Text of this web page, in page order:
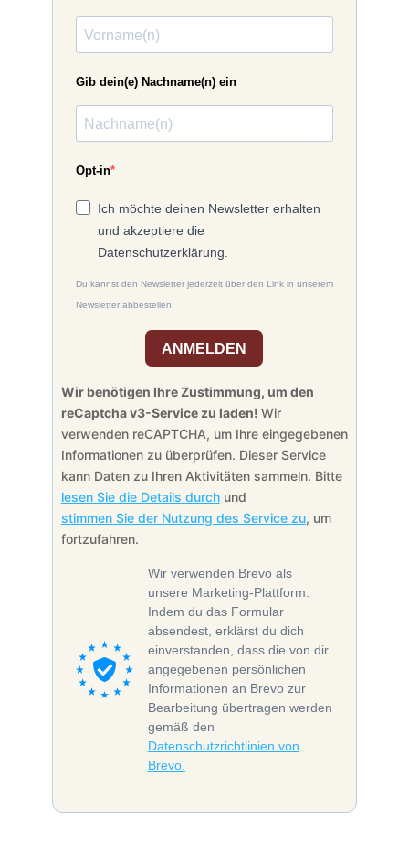
Gib dein(e) Nachname(n) ein
Opt-in
Ich möchte deinen Newsletter erhalten
und akzeptiere die
Datenschutzerklärung.
Du kannst den Newsletter jederzeit über den Link in unserem
Newsletter abbestellen.
ANMELDEN
Wir benötigen Ihre Zustimmung, um den
reCaptcha v3-Service zu laden! Wir
verwenden reCAPTCHA, um Ihre eingegebenen
Informationen zu überprüfen. Dieser Service
kann Daten zu Ihren Aktivitäten sammeln. Bitte
lesen Sie die Details durchund
stimmen Sie der Nutzung des Service zu, um
fortzufahren.
Wir verwenden Brevo als
unsere Marketing-Plattform.
Indem du das Formular
absendest, erklärst du dich
einverstanden, dass die von dir
angegebenen persönlichen
Informationen an Brevo zur
Bearbeitung übertragen werden
gemäß den
Datenschutzrichtlinien von
Brevo.